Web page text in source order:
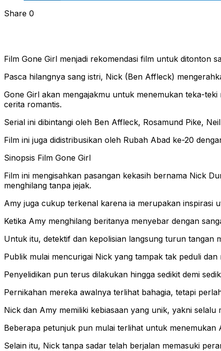
Share 0
Film Gone Girl menjadi rekomendasi film untuk ditonton
Pasca hilangnya sang istri, Nick (Ben Affleck)
Gone Girl akan mengajakmu untuk menemukan teka-
cerita romantis.
Serial ini dibintangi oleh Ben Affleck, Rosamund Pike,
Film ini juga didistribusikan oleh Rubah Abad ke-20
Sinopsis Film Gone Girl
Film ini mengisahkan pasangan kekasih bernama Nick
menghilang tanpa jejak.
Amy juga cukup terkenal karena ia merupakan inspirasi
Ketika Amy menghilang beritanya menyebar dengan
Untuk itu, detektif dan kepolisian langsung turun tangan
Publik mulai mencurigai Nick yang tampak tak peduli
Penyelidikan pun terus dilakukan hingga sedikit demi
Pernikahan mereka awalnya terlihat bahagia, tetapi
Nick dan Amy memiliki kebiasaan yang unik, yakni
Beberapa petunjuk pun mulai terlihat untuk menemukan
Selain itu, Nick tanpa sadar telah berjalan memasuki